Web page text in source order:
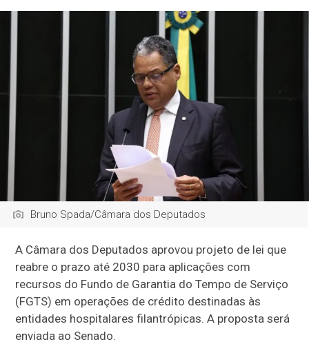
Bruno Spada/Câmara dos Deputados
A Câmara dos Deputados aprovou projeto de lei que
reabre o prazo até 2030 para aplicações com
recursos do Fundo de Garantia do Tempo de Serviço
(FGTS) em operações de crédito destinadas às
entidades hospitalares filantrópicas. A proposta será
enviada ao Senado.